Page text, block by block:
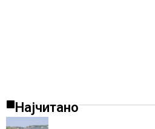
Најчитано